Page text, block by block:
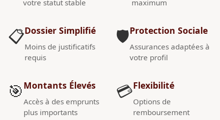
votre statut stable
📋Dossier Simplifié
Moins de justificatifs
requis
🎯 Montants Élevés
Accès à des emprunts
plus importants
maximum
🛡️Protection Sociale
Assurances adaptées à
votre profil
💳Flexibilité
Options de
remboursement